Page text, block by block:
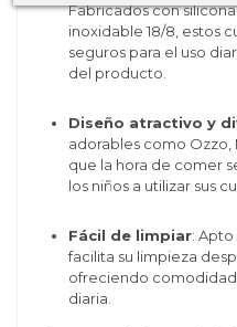
Fabricados con
inoxidable 18/8, estos
seguros para el uso
del producto.
Diseño atractivo y
adorables como Ozzo,
que la hora de comer
los niños a utilizar sus
Fácil de limpiar: Apto
facilita su limpieza
ofreciendo comodidad
diaria.